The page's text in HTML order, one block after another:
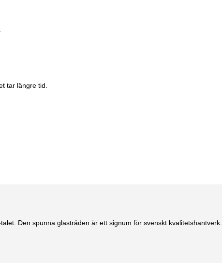
tar längre tid.
Den spunna glastråden är ett signum för svenskt kvalitetshantverk.